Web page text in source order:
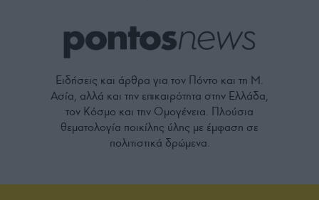
Ειδήσεις και άρθρα για τον Πόντο και τη Μ.
Ασία, αλλά και την επικαιρότητα στην Ελλάδα,
τον Κόσμο και την Ομογένεια. Πλούσια
θεματολογία ποικίλης ύλης με έμφαση σε
πολιτιστικά δρώμενα.